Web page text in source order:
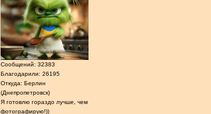
Сообщений: 32383
Благодарили: 26195
Откуда: Берлин
(Днепропетровск)
Я готовлю гораздо лучше, чем
фотографирую!))